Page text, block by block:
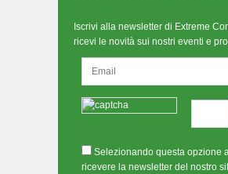
Iscrivi alla newsletter di Extreme
ricevi le novità sui nostri eventi e
Selezionando questa opzione
ricevere la newsletter del nostro